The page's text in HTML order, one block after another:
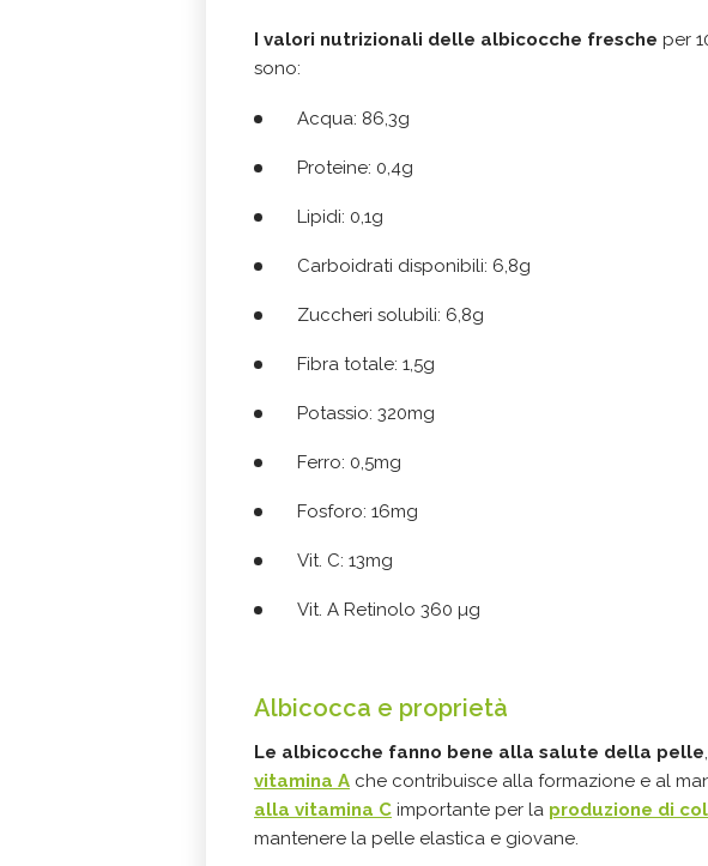
I valori nutrizionali delle albicocche fresche per
sono:
Acqua: 86,3g
Proteine: 0,4g
Lipidi: 0,1g
Carboidrati disponibili: 6,8g
Zuccheri solubili: 6,8g
Fibra totale: 1,5g
Potassio: 320mg
Ferro: 0,5mg
Fosforo: 16mg
Vit. C: 13mg
Vit. A Retinolo 360 µg
Albicocca e proprietà
Le albicocche fanno bene alla salute della pelle
vitamina A che contribuisce alla formazione e al
alla vitamina C importante per la produzione di
mantenere la pelle elastica e giovane.